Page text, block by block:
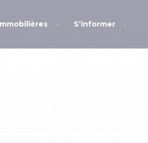
S’informer